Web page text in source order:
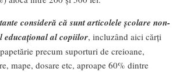
consideră că sunt articolele școlare non-
educațional al copiilor, incluzând aici cărți
precum suporturi de creioane,
mape, dosare etc, aproape 60% dintre